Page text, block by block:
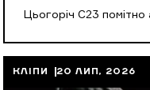
Цьогоріч С23 помітно
КЛІПИ 20 ЛИП, 2026